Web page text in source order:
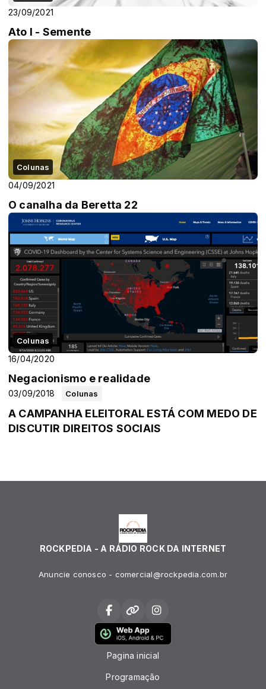
23/09/2021
Ato I - Semente
Colunas
04/09/2021
O canalha da Beretta 22
Colunas
16/04/2020
Negacionismo e realidade
Colunas
03/09/2018
A CAMPANHA ELEITORAL ESTÁ COM MEDO DE
DISCUTIR DIREITOS SOCIAIS
ROCKPEDIA - A RÁDIO ROCK DA INTERNET
Anuncie conosco - comercial@rockpedia.com.br
Pagina inicial
Programação